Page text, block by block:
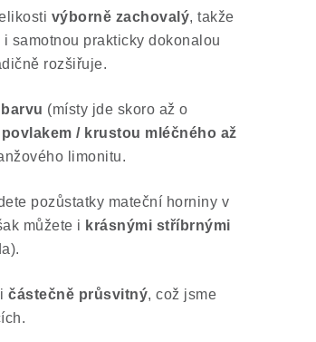
výborně zachovalý, takže
samotnou prakticky dokonalou
rozšiřuje.
(místy jde skoro až o
/ krustou mléčného až
limonitu.
pozůstatky mateční horniny v
můžete i krásnými stříbrnými
částečně průsvitný, což jsme